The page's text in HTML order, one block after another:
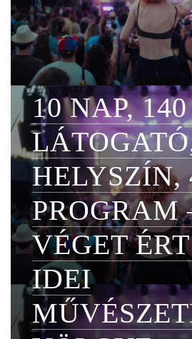
10 NAP,
HELYSZÍN,
PROGRAM
VÉGET
IDEI